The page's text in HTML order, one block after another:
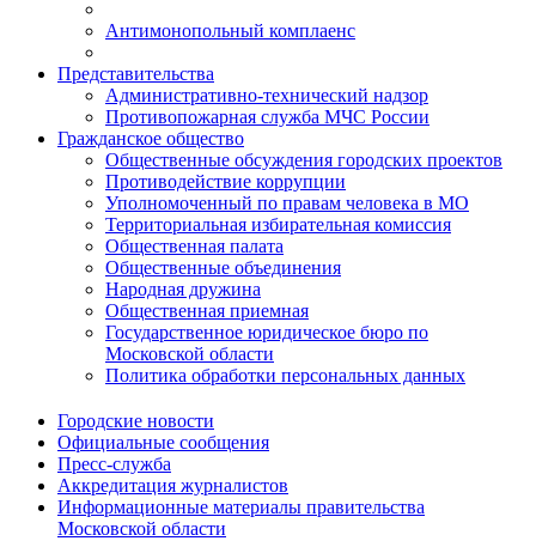
Антимонопольный комплаенс
Представительства
Административно-технический надзор
Противопожарная служба МЧС России
Гражданское общество
Общественные обсуждения городских проектов
Противодействие коррупции
Уполномоченный по правам человека в МО
Территориальная избирательная комиссия
Общественная палата
Общественные объединения
Народная дружина
Общественная приемная
Государственное юридическое бюро по
Московской области
Политика обработки персональных данных
Городские новости
Официальные сообщения
Пресс-служба
Аккредитация журналистов
Информационные материалы правительства
Московской области